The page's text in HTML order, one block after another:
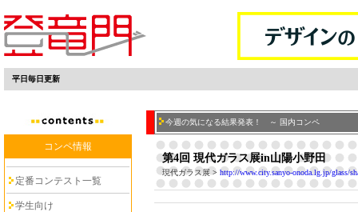
平日毎日更新
今週の気になる結果発表！ ～ 国内コンペ
コンペ情報
定番コンテスト一覧
学生向け
第4回 現代ガラス展in山陽小野田
現代ガラス展 > http://www.city.sanyo-onoda.lg.jp/glass/